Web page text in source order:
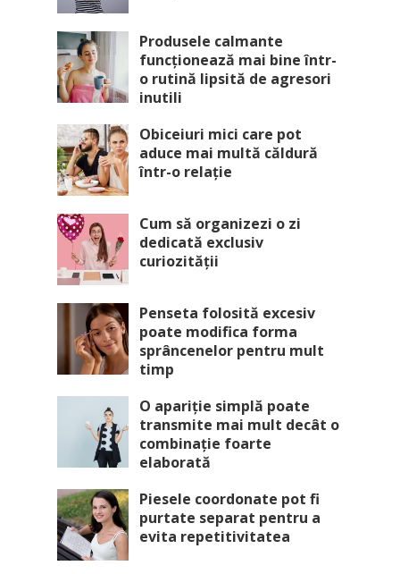
Produsele calmante
funcționează mai bine într-
o rutină lipsită de agresori
inutili
Obiceiuri mici care pot
aduce mai multă căldură
într-o relație
Cum să organizezi o zi
dedicată exclusiv
curiozității
Penseta folosită excesiv
poate modifica forma
sprâncenelor pentru mult
timp
O apariție simplă poate
transmite mai mult decât o
combinație foarte
elaborată
Piesele coordonate pot fi
purtate separat pentru a
evita repetitivitatea